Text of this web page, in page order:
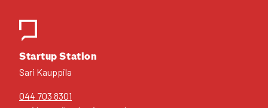
Star­tup Sta­tion
Sari Kaup­pi­la
044 703 8301